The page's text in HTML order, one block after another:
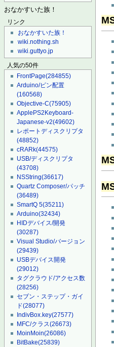
おなかすいた族！
リンク
おなかすいた族！
wiki.nothing.sh
wiki.guttyo.jp
人気の50件
FrontPage(284855)
Arduino/ピン配置
(160568)
Objective-C(75905)
ApplePS2Keyboard-
Japanese-v2(49602)
レポートディスクリプタ
(48852)
cRARk(44575)
USB/ディスクリプタ
(43708)
NSString(36617)
Quartz Composer/パッチ
(36489)
SmartQ 5(35211)
Arduino(32434)
HIDデバイス/開発
(30287)
Visual Studio/バージョン
(29439)
USBデバイス開発
(29012)
タグクラウド/アクセス数
(28256)
セブン・ステップ・ガイ
ド(28077)
IndivBox.key(27577)
MFC/クラス(26673)
MoinMoin(26086)
BitBake(25839)